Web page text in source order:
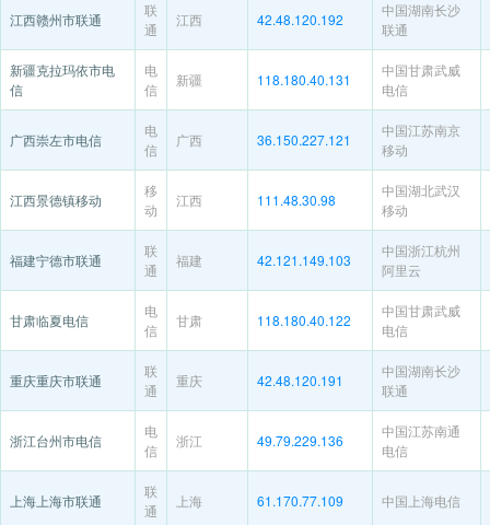
江西赣州市联通
联
通
江西 42.48.120.192
中国湖南长沙
联通
新疆克拉玛依市电
信
电
信
新疆 118.180.40.131
中国甘肃武威
电信
广西崇左市电信
电
信
广西 36.150.227.121
中国江苏南京
移动
江西景德镇移动
移
动
江西 111.48.30.98
中国湖北武汉
移动
福建宁德市联通
联
通
福建 42.121.149.103
中国浙江杭州
阿里云
甘肃临夏电信
电
信
甘肃 118.180.40.122
中国甘肃武威
电信
重庆重庆市联通
联
通
重庆 42.48.120.191
中国湖南长沙
联通
浙江台州市电信
电
信
浙江 49.79.229.136
中国江苏南通
电信
上海上海市联通
联
通
上海 61.170.77.109 中国上海电信